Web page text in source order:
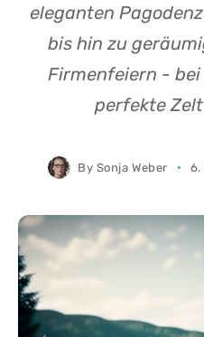
eleganten
bis hin zu
Firmenfeiern - bei
perfekte
By Sonja Weber 6.